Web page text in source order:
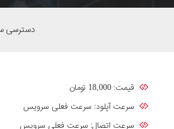
دسترسی
قیمت: 18,000 تومان
سرعت آپلود: سرعت فعلی سرویس
سرعت اتصال: سرعت فعلی سرویس